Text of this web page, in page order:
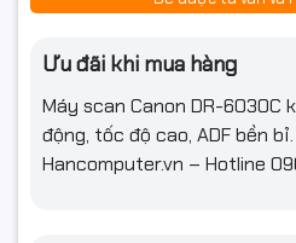
Ưu đãi khi mua hàng
Máy scan Canon DR-6030C
động, tốc độ cao, ADF bền
Hancomputer.vn – Hotline
Chế độ
quét
Quét 256 mức màu
màu